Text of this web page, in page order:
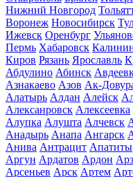
Нижний Новгород
Воронеж Новосибирск
Ижевск Оренбург
Пермь Хабаровск
Киров Рязань Ярославль
Абдулино Абинск
Азнакаево Азов Ак-
Алатырь Алдан Алейск
Алексанровск Алексеевка
Алупка Алушта Алчевск
Анадырь Анапа Ангарск
Анива Антрацит Апатиты
Аргун Ардатов Ардон
Арсеньев Арск Артем